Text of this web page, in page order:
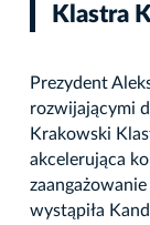
Klastra
Prezydent
rozwijającymi
Krakowski
akcelerująca
wystąpiła